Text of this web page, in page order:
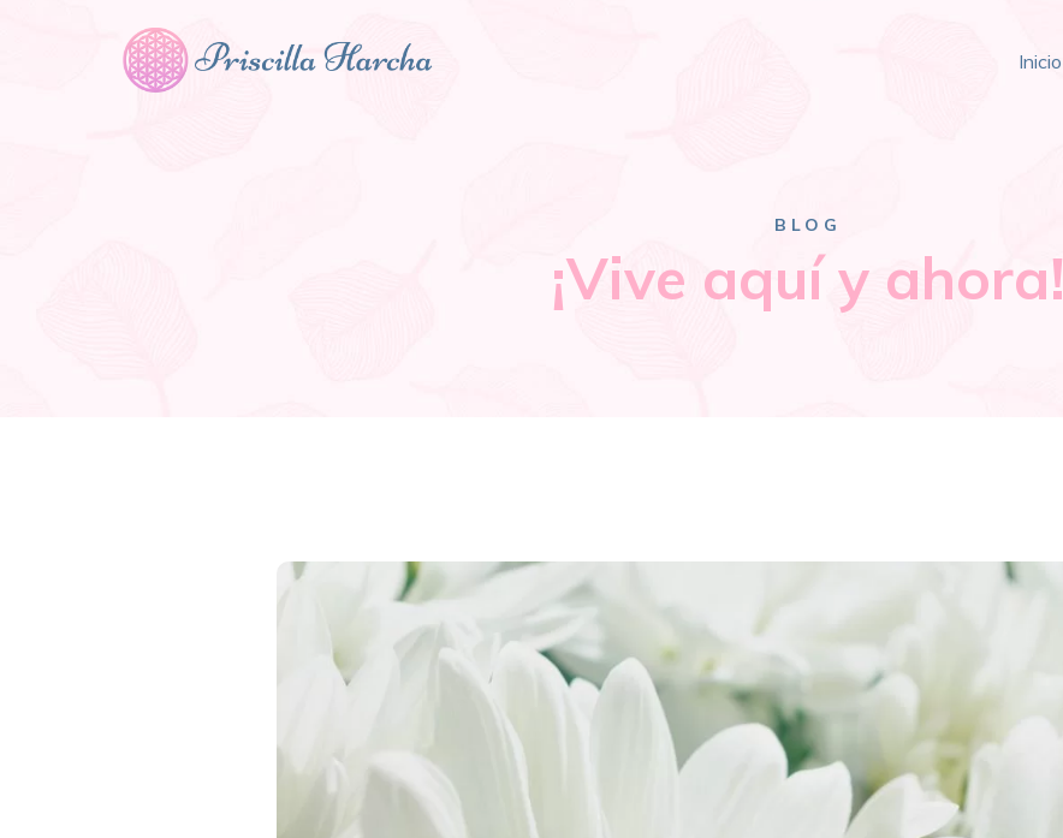
Inicio
BLOG
¡Vive aquí y ahora!